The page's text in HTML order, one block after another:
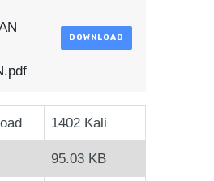
DOWNLOAD
1402 Kali
95.03 KB